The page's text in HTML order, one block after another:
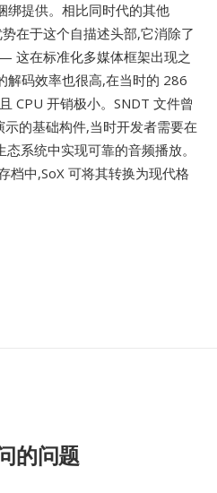
绑提供。相比同时代的其他
在于这个自描述头部,它消除了
这在标准化多媒体框架出现之
解码效率也很高,在当时的 286
CPU 开销极小。SNDT 文件曾
的基础构件,当时开发者需要在
态系统中实现可靠的音频播放。
档中,SoX 可将其转换为现代格
的问题